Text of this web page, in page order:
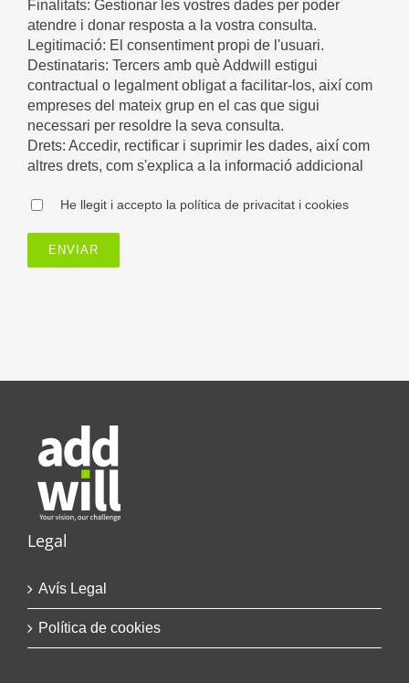
Finalitats: Gestionar les vostres dades per poder
atendre i donar resposta a la vostra consulta.
Legitimació: El consentiment propi de l'usuari.
Destinataris: Tercers amb què Addwill estigui
contractual o legalment obligat a facilitar-los, així com
empreses del mateix grup en el cas que sigui
necessari per resoldre la seva consulta.
Drets: Accedir, rectificar i suprimir les dades, així com
altres drets, com s'explica a la informació addicional
He llegit i accepto la política de privacitat i cookies
Legal
Avís Legal
Política de cookies